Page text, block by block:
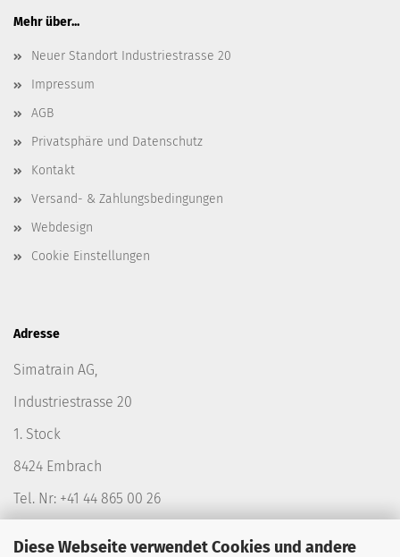
Diese Webseite verwendet Cookies und andere
Mehr über...
Neuer Standort Industriestrasse 20
Impressum
AGB
Privatsphäre und Datenschutz
Kontakt
Versand- & Zahlungsbedingungen
Webdesign
Cookie Einstellungen
Adresse
Simatrain AG,
Industriestrasse 20
1. Stock
8424 Embrach
Tel. Nr: +41 44 865 00 26